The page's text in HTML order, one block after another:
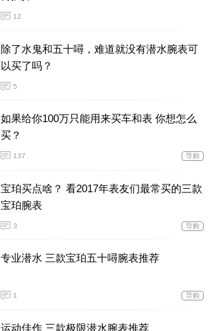
12
除了水鬼和五十噚，难道就没有潜水腕表可
以买了吗？
5
如果给你100万只能用来买车和表 你想怎么
买？
137 导购
宝珀买点啥？ 看2017年表友们最常买的三款
宝珀腕表
3 导购
专业潜水 三款宝珀五十噚腕表推荐
1 导购
运动佳作 三款极限潜水腕表推荐